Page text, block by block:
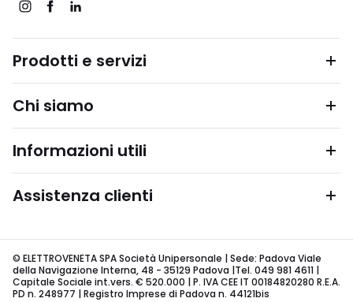
Prodotti e servizi
Chi siamo
Informazioni utili
Assistenza clienti
© ELETTROVENETA SPA Società Unipersonale | Sede: Padova Viale
della Navigazione Interna, 48 - 35129 Padova |Tel. 049 981 4611 |
Capitale Sociale int.vers. € 520.000 | P. IVA CEE IT 00184820280 R.E.A.
PD n. 248977 | Registro Imprese di Padova n. 44121bis